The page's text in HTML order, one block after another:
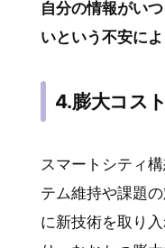
自分の情報がい
いという不安に
4.膨大コス
スマートシティ
テム維持や課題
に新技術を取り